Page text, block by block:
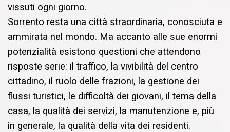
vissuti ogni giorno.
Sorrento resta una città straordinaria, conosciuta e
ammirata nel mondo. Ma accanto alle sue enormi
potenzialità esistono questioni che attendono
risposte serie: il traffico, la vivibilità del centro
cittadino, il ruolo delle frazioni, la gestione dei
flussi turistici, le difficoltà dei giovani, il tema della
casa, la qualità dei servizi, la manutenzione e, più
in generale, la qualità della vita dei residenti.